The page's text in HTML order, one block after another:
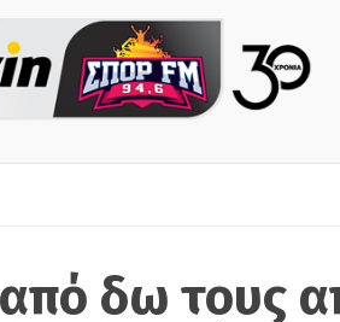
δω τους